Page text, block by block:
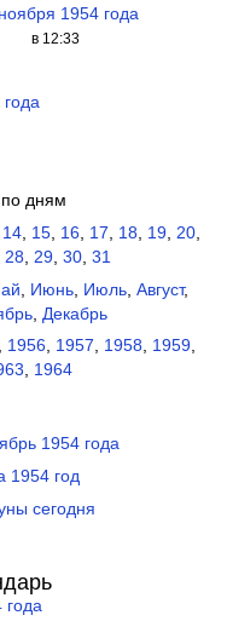
1954 года
в 12:33
дням
14, 15, 16, 17 18 19, 20,
28 29 30 31
Июнь Июль Август,
Декабрь
, 1956, 1957, 1958, 1959,
, 1964
1954 года
1954 год
сегодня
года